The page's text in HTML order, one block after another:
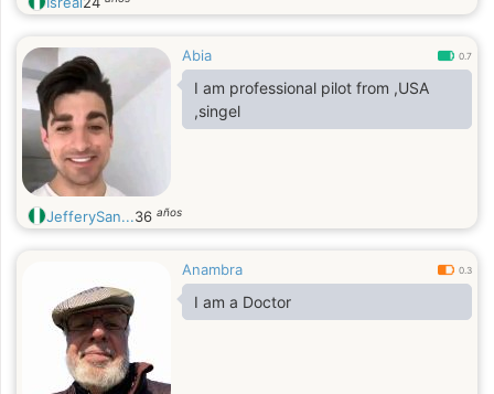
Abia 0.7
I am professional pilot from ,USA
,singel
JefferySan...36 años
Anambra 0.3
I am a Doctor